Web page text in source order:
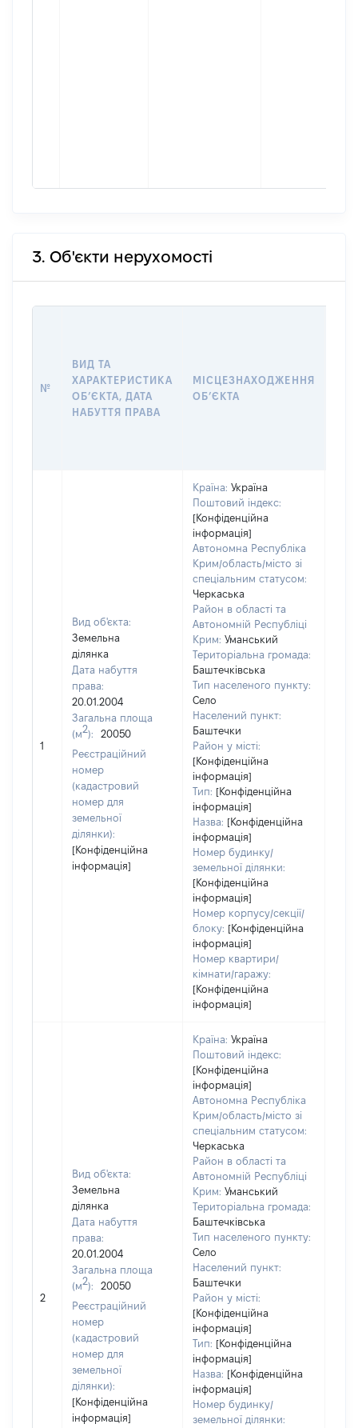
3. Об'єкти нерухомості
№
ВИД ТА
ХАРАКТЕРИСТИКА
ОБʼЄКТА, ДАТА
НАБУТТЯ ПРАВА
МІСЦЕЗНАХОДЖЕННЯ
ОБʼЄКТА
1
Вид об'єкта:
Земельна
ділянка
Дата набуття
права:
20.01.2004
Загальна площа
(м2):
20050
Реєстраційний
номер
(кадастровий
номер для
земельної
ділянки):
[Конфіденційна
інформація]
Країна: Україна
Поштовий індекс:
[Конфіденційна
інформація]
Автономна Республіка
Крим/область/місто зі
спеціальним статусом:
Черкаська
Район в області та
Автономній Республіці
Крим: Уманський
Територіальна громада:
Баштечківська
Тип населеного пункту:
Село
Населений пункт:
Баштечки
Район у місті:
[Конфіденційна
інформація]
Тип: [Конфіденційна
інформація]
Назва: [Конфіденційна
інформація]
Номер будинку/
земельної ділянки:
[Конфіденційна
інформація]
Номер корпусу/секції/
блоку: [Конфіденційна
інформація]
Номер квартири/
кімнати/гаражу:
[Конфіденційна
інформація]
2
Вид об'єкта:
Земельна
ділянка
Дата набуття
права:
20.01.2004
Загальна площа
(м2):
20050
Реєстраційний
номер
(кадастровий
номер для
земельної
ділянки):
[Конфіденційна
інформація]
Країна: Україна
Поштовий індекс:
[Конфіденційна
інформація]
Автономна Республіка
Крим/область/місто зі
спеціальним статусом:
Черкаська
Район в області та
Автономній Республіці
Крим: Уманський
Територіальна громада:
Баштечківська
Тип населеного пункту:
Село
Населений пункт:
Баштечки
Район у місті:
[Конфіденційна
інформація]
Тип: [Конфіденційна
інформація]
Назва: [Конфіденційна
інформація]
Номер будинку/
земельної ділянки: